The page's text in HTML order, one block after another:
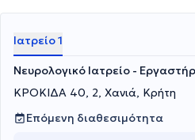
Ιατρείο 1
Νευρολογικό Ιατρείο -
ΚΡΟΚΙΔΑ 40, 2, Χανιά, Κρήτη
Επόμενη διαθεσιμότητα